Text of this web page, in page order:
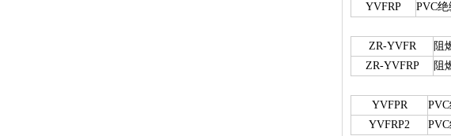
YVFRP
PVC
ZR-YVFR
阻
ZR-YVFRP
阻
YVFPR
YVFRP2